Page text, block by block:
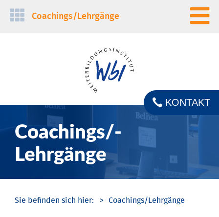
Navigation
Coachings/­Lehrgänge
Coachings/­
Lehrgänge
KONTAKT
Coachings/­Lehrgänge